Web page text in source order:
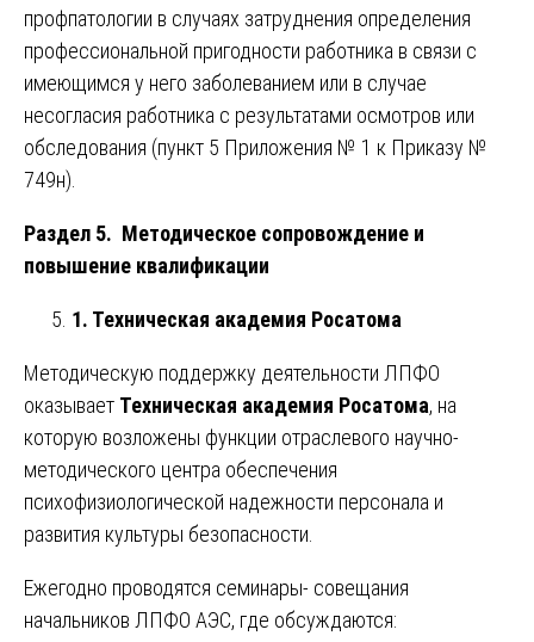
профпатологии в случаях затруднения определения
профессиональной пригодности работника в связи с
имеющимся у него заболеванием или в случае
несогласия работника с результатами осмотров или
обследования (пункт 5 Приложения № 1 к Приказу №
749н).
Раздел 5. Методическое сопровождение и
повышение квалификации
1. Техническая академия Росатома
Методическую поддержку деятельности ЛПФО
оказывает Техническая академия Росатома, на
которую возложены функции отраслевого научно-
методического центра обеспечения
психофизиологической надежности персонала и
развития культуры безопасности.
Ежегодно проводятся семинары- совещания
начальников ЛПФО АЭС, где обсуждаются: